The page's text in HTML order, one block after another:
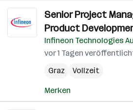
Senior Project
Product
Infineon Technologies
vor 1 Tagen
Graz
Vollzeit
Merken